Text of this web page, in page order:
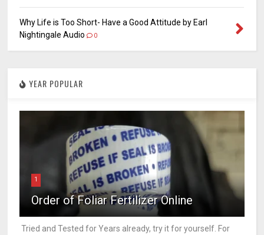
Why Life is Too Short- Have a Good Attitude by Earl
Nightingale Audio
0
YEAR POPULAR
1
Order of Foliar Fertilizer Online
Tried and Tested for Years already, try it for yourself. For